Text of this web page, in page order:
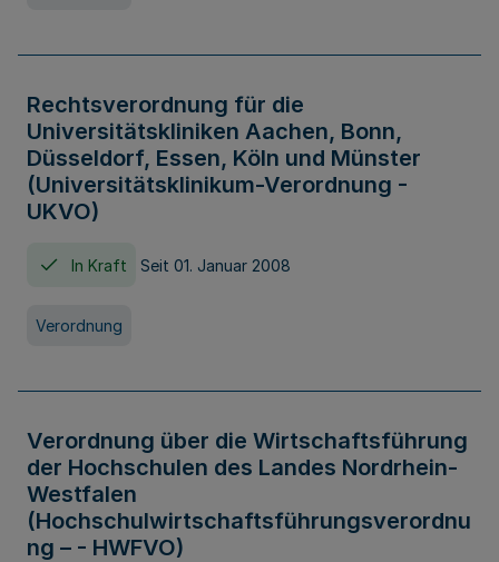
Rechtsverordnung für die
Universitätskliniken Aachen, Bonn,
Düsseldorf, Essen, Köln und Münster
(Universitätsklinikum-Verordnung -
UKVO)
In Kraft Seit 01. Januar 2008
Verordnung
Verordnung über die Wirtschaftsführung
der Hochschulen des Landes Nordrhein-
Westfalen
(Hochschulwirtschaftsführungsverordnu
ng – - HWFVO)